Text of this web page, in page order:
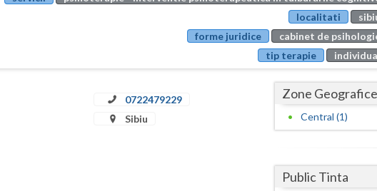
localitati
forme juridice
cabinet de
tip terapie
0722479229
Sibiu
Zone Geografice
Central (1)
Public Tinta